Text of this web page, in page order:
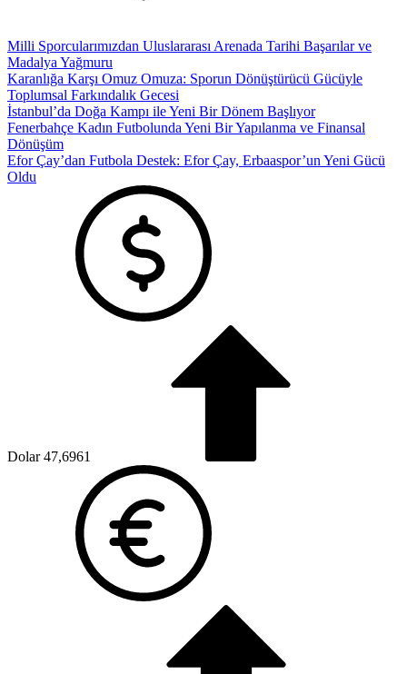
Milli Sporcularımızdan Uluslararası Arenada Tarihi Başarılar ve
Madalya Yağmuru
Karanlığa Karşı Omuz Omuza: Sporun Dönüştürücü Gücüyle
Toplumsal Farkındalık Gecesi
İstanbul’da Doğa Kampı ile Yeni Bir Dönem Başlıyor
Fenerbahçe Kadın Futbolunda Yeni Bir Yapılanma ve Finansal
Dönüşüm
Efor Çay’dan Futbola Destek: Efor Çay, Erbaaspor’un Yeni Gücü
Oldu
Dolar 47,6961